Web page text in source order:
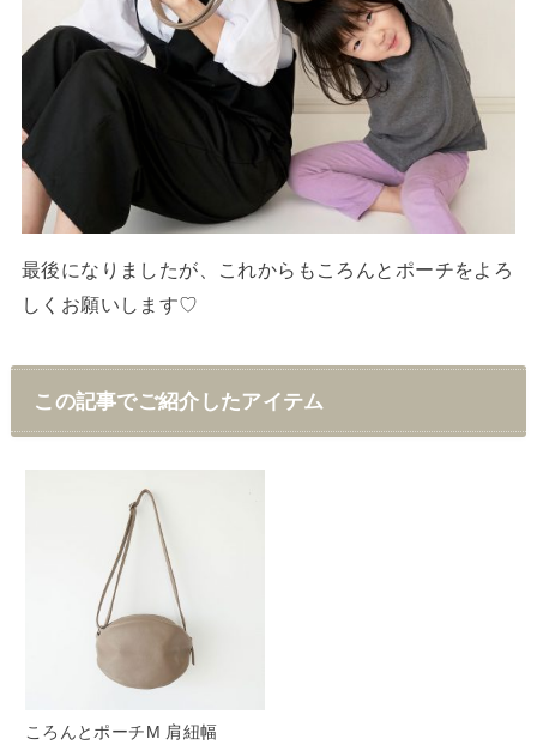
最後になりましたが、これからもころんとポーチをよろ
しくお願いします♡
この記事でご紹介したアイテム
ころんとポーチM 肩紐幅